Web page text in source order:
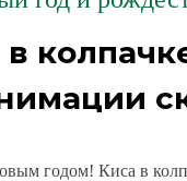
годом! Киса в